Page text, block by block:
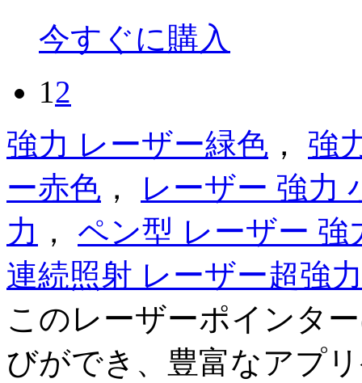
今すぐに購入
12
強力 レーザー緑色 ， 強
ー赤色 ，
レーザー 強力
力 ， ペン型 レーザー 強
連続照射 レーザー超強力
このレーザーポインタ
びができ、豊富なアプ